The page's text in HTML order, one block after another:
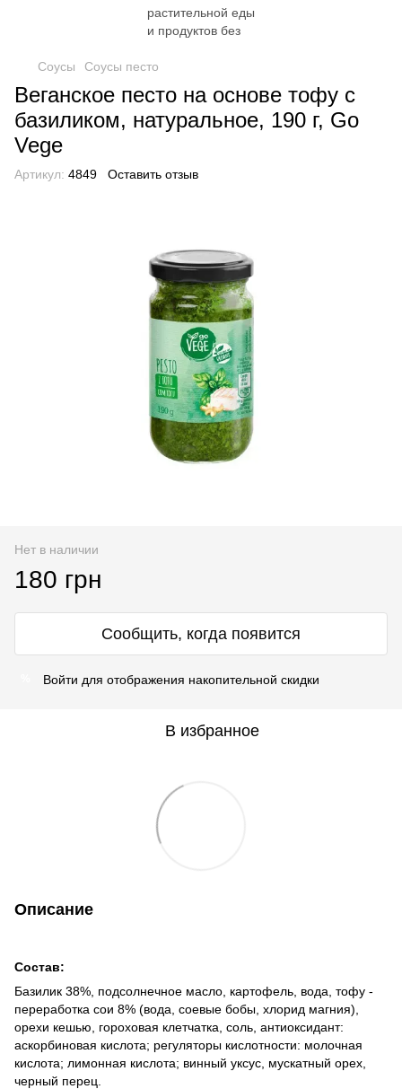
Соусы Соусы песто
Веганское песто на основе тофу с
базиликом, натуральное, 190 г, Go
Vege
Артикул: 4849 Оставить отзыв
Нет в наличии
180 грн
Сообщить, когда появится
Войти для отображения накопительной скидки
В избранное
Описание
Состав:
Базилик 38%, подсолнечное масло, картофель, вода, тофу -
переработка сои 8% (вода, соевые бобы, хлорид магния),
орехи кешью, гороховая клетчатка, соль, антиоксидант:
аскорбиновая кислота; регуляторы кислотности: молочная
кислота; лимонная кислота; винный уксус, мускатный орех,
черный перец.